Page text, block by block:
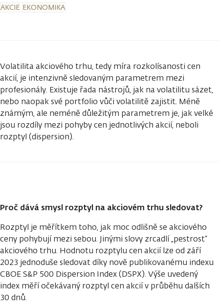
AKCIE EKONOMIKA
Volatilita akciového trhu, tedy míra rozkolísanosti cen
akcií, je intenzivně sledovaným parametrem mezi
profesionály. Existuje řada nástrojů, jak na volatilitu sázet,
nebo naopak své portfolio vůči volatilitě zajistit. Méně
známým, ale neméně důležitým parametrem je, jak velké
jsou rozdíly mezi pohyby cen jednotlivých akcií, neboli
rozptyl (dispersion).
Proč dává smysl rozptyl na akciovém trhu sledovat?
Rozptyl je měřítkem toho, jak moc odlišně se akciového
ceny pohybují mezi sebou. Jinými slovy zrcadlí „pestrost“
akciového trhu. Hodnotu rozptylu cen akcií lze od září
2023 jednoduše sledovat díky nově publikovanému indexu
CBOE S&P 500 Dispersion Index (DSPX). Výše uvedený
index měří očekávaný rozptyl cen akcií v průběhu dalších
30 dnů.